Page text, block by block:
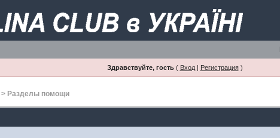
Здравствуйте, гость( Вход| Регистрация)
> Разделы помощи